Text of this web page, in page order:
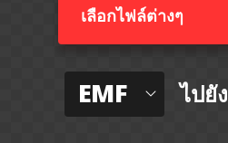
เลือกไฟล์ต่างๆ​
EMF ไปยัง